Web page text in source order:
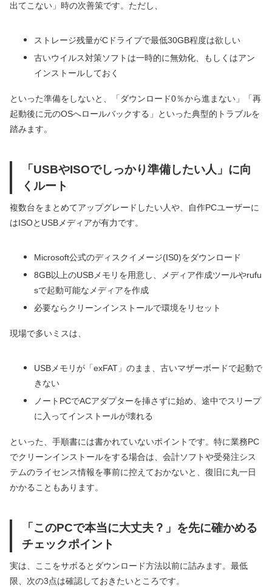
出てこない」時の次善策です。ただし、
ストレージ残量がCドライブで最低30GB程度は欲しい
古いウイルス対策ソフトは一時的に無効化、もしくはアン
インストールしておく
といった準備をしないと、「ダウンロード0％から進まない」「再
起動後に元のOSへロールバックする」といった典型的トラブルを
踏みます。
「USBやISOでしっかり準備したい人」に向
くルート
複数台をまとめてアップグレードしたい人や、自作PCユーザーに
はISOとUSBメディアが有力です。
Microsoft公式のディスクイメージ(IS0)をダウンロード
8GB以上のUSBメモリを用意し、メディア作成ツールやrufu
sで起動可能なメディアを作成
必要ならクリーンインストールで環境をリセット
現場で多いミスは、
USBメモリが「exFAT」のまま、古いマザーボードで起動で
きない
ノートPCでACアダプターを挿さずに始め、途中でスリープ
に入ってインストールが壊れる
といった、手順書には書かれていないポイントです。特に業務PC
でクリーンインストールをする場合は、会計ソフトや受発注シス
テムのライセンス情報を事前に控えておかないと、復旧に丸一日
かかることもあります。
「このPCで本当に大丈夫？」を先に確かめる
チェックポイント
実は、ここをサボるとダウンロード方法以前に詰みます。最低
限、次の3点は確認しておきたいところです。